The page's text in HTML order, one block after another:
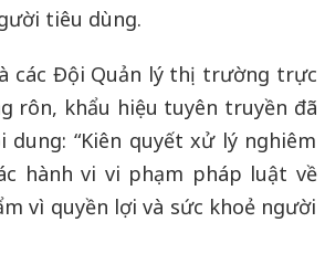
tiêu dùng.
và các Đội Quản lý thị trường trực
rôn, khẩu hiệu tuyên truyền đã
“Kiên quyết xử lý nghiêm
hành vi vi phạm pháp luật về
vì quyền lợi và sức khoẻ người